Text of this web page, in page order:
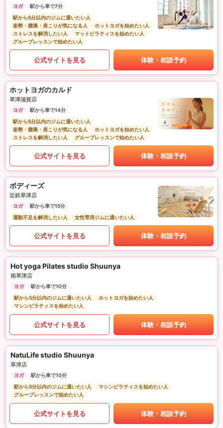
ヨガ
駅から車で7分
駅から5分以内のジムに通いたい人
姿勢・腰痛・肩こりが気になる人
ホットヨガを始めたい人
ストレスを解消したい人
マットピラティスを始めたい人
グループレッスンで始めたい人
公式サイトを見る 体験・相談予約
ホットヨガのカルド
草津滋賀店
ヨガ
駅から車で14分
駅から5分以内のジムに通いたい人
姿勢・腰痛・肩こりが気になる人
ホットヨガを始めたい人
ストレスを解消したい人
グループレッスンで始めたい人
公式サイトを見る 体験・相談予約
ボディーズ
近鉄草津店
ヨガ
駅から車で15分
運動不足を解消したい人
女性専用ジムに通いたい人
公式サイトを見る 体験・相談予約
Hot yoga Pilates studio Shuunya
南草津店
ヨガ
駅から車で10分
駅から5分以内のジムに通いたい人
ホットヨガを始めたい人
マシンピラティスを始めたい人
公式サイトを見る 体験・相談予約
NatuLife studio Shuunya
草津店
ヨガ
駅から車で10分
駅から5分以内のジムに通いたい人
マシンピラティスを始めたい人
グループレッスンで始めたい人
公式サイトを見る 体験・相談予約